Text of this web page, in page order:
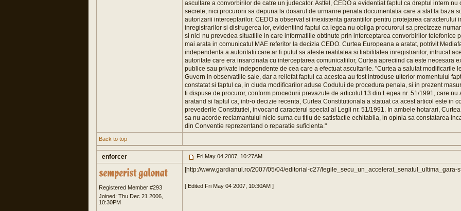
ascultare a convorbirilor de catre un judecator. Astfel, CEDO a evidentiat faptul ca dreptul intern nu
secrete, nici procurorii sa depuna la dosarul de urmarire penala documentatia care a stat la baza
autorizarii interceptarilor. CEDO a observat si inexistenta garantiilor pentru protejarea caracterului
inregistrarilor si distrugerea lor, evidentiind faptul ca legea nu obliga procurorul sa precizeze
si nici nu prevedea situatiile in care informatiile obtinute prin interceptarea convorbirilor telefonice
mai arata in comunicatul MAE referitor la decizia CEDO. Curtea Europeana a aratat, potrivit
independenta a autoritatii care ar fi putut sa ateste realitatea si fiabilitatea inregistrarilor, intrucat
autoritate care era insarcinata cu interceptarea comunicatiilor, Curtea apreciind ca este necesara
publice sau private independente de cea care a efectuat ascultarile. "Curtea a salutat modificarile
Guvern in observatiile sale, dar a reliefat faptul ca acestea au fost introduse ulterior momentului
constatat si faptul ca, in ciuda modificarilor aduse Codului de procedura penala, si in prezent
fi dispuse de procuror, conform procedurii prevazute de articolul 13 din Legea nr. 51/1991, care nu
aratand si faptul ca, intr-o decizie recenta, Curtea Constitutionala a statuat ca acest articol este in
prevederile Constitutiei, invocand caracterul special al Legii nr. 51/1991. In ambele hotarari,
sa nu acorde reclamantului nicio suma cu titlu de satisfactie echitabila, in opinia sa constatarea
din Conventie reprezentand o reparatie suficienta."
Back to top
enforcer Fri May 04 2007, 10:27AM
Registered Member #293
Joined: Thu Dec 21 2006,
10:30PM
[http://www.gardianul.ro/2007/05/04/editorial-c27/legile_secu_un_accelerat_senatul_ultima_gara-
[ Edited Fri May 04 2007, 10:30AM ]